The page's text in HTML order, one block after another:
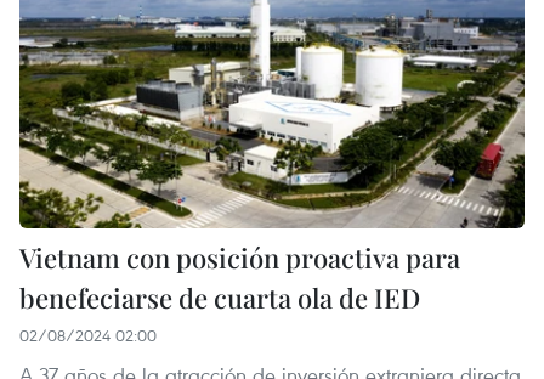
Vietnam con posición proactiva para
benefeciarse de cuarta ola de IED
02/08/2024 02:00